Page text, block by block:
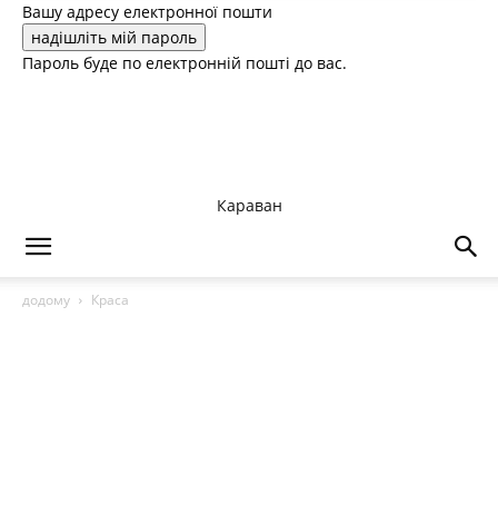
Вашу адресу електронної пошти
Пароль буде по електронній пошті до вас.
Караван
додому Краса